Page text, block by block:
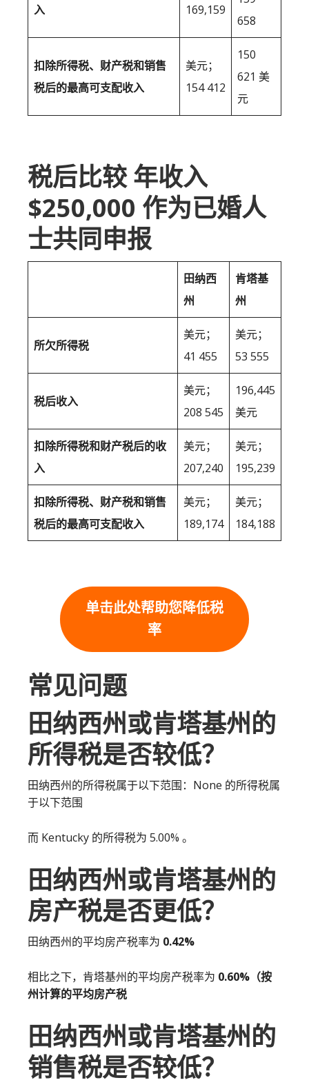
入 169,159
658
扣除所得税、财产税和销售
税后的最高可支配收入
美元；
154 412
150
621 美
元
税后比较 年收入
$250,000 作为已婚人
士共同申报
田纳西
州
肯塔基
州
所欠所得税
美元；
41 455
美元；
53 555
税后收入
美元；
208 545
196,445
美元
扣除所得税和财产税后的收
入
美元；
207,240
美元；
195,239
扣除所得税、财产税和销售
税后的最高可支配收入
美元；
189,174
美元；
184,188
单击此处帮助您降低税
率
常见问题
田纳西州或肯塔基州的
所得税是否较低？
田纳西州的所得税属于以下范围：None 的所得税属
于以下范围
而 Kentucky 的所得税为 5.00% 。
田纳西州或肯塔基州的
房产税是否更低？
田纳西州的平均房产税率为 0.42%
相比之下，肯塔基州的平均房产税率为 0.60%（按
州计算的平均房产税
田纳西州或肯塔基州的
销售税是否较低？